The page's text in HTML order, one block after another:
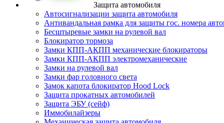
Защита автомобиля
Автосигнализации защита автомобиля
Антивандальная рамка для защиты гос. номера
Бесштыревые замки на рулевой вал
Блокиратор тормоза
Замки КПП-АКПП механические блокираторы
Замки КПП-АКПП электромеханические
Замки на рулевой вал
Замки фар головного света
Замок капота блокиратор Hood Lock
Защита прокатных автомобилей
Защита ЭБУ (сейф)
Иммобилайзеры